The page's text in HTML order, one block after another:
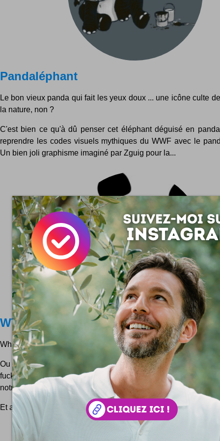
Pandaléphant
Le bon vieux panda qui fait les yeux doux ... une icône culte
la nature, non ?
C'est bien ce qu'à dû penser cet éléphant déguisé en
reprendre les codes visuels mythiques du WWF avec le
Un bien joli graphisme imaginé par Zguig pour la...
WTF ?
What the Fuck ? WTF, faut pas confondre avec WWF ...
Ou alors ça donne ça ... Le premier sigle WTF signifie en
fuck ?" qu'on peut traduire en gros par "c'est quoi ce bordel
notre ami le panda, c'est la WWF pour World...
Et aussi, en parlant de Panda...